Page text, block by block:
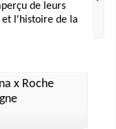
de leurs
et l'histoire de la
x Roche